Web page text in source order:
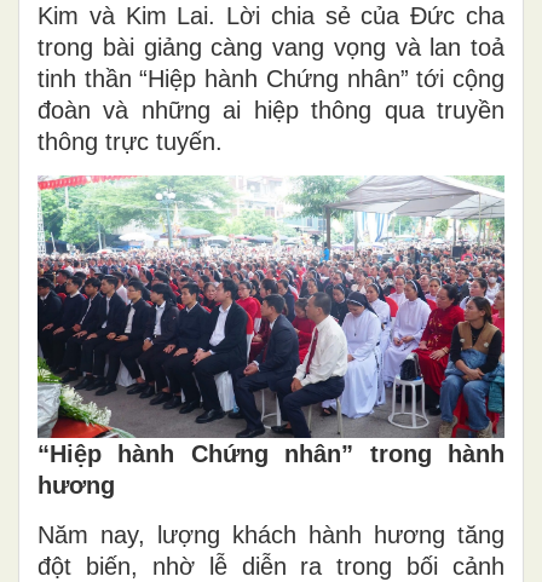
Kim và Kim Lai. Lời chia sẻ của Đức cha
trong bài giảng càng vang vọng và lan toả
tinh thần “Hiệp hành Chứng nhân” tới cộng
đoàn và những ai hiệp thông qua truyền
thông trực tuyến.
“Hiệp hành Chứng nhân” trong hành
hương
Năm nay, lượng khách hành hương tăng
đột biến, nhờ lễ diễn ra trong bối cảnh